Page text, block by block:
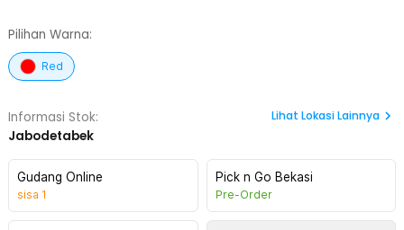
Pilihan Warna:
Red
Informasi Stok:
Jabodetabek
Lihat Lokasi Lainnya
Gudang Online
sisa 1
Pick n Go Bekasi
Pre-Order